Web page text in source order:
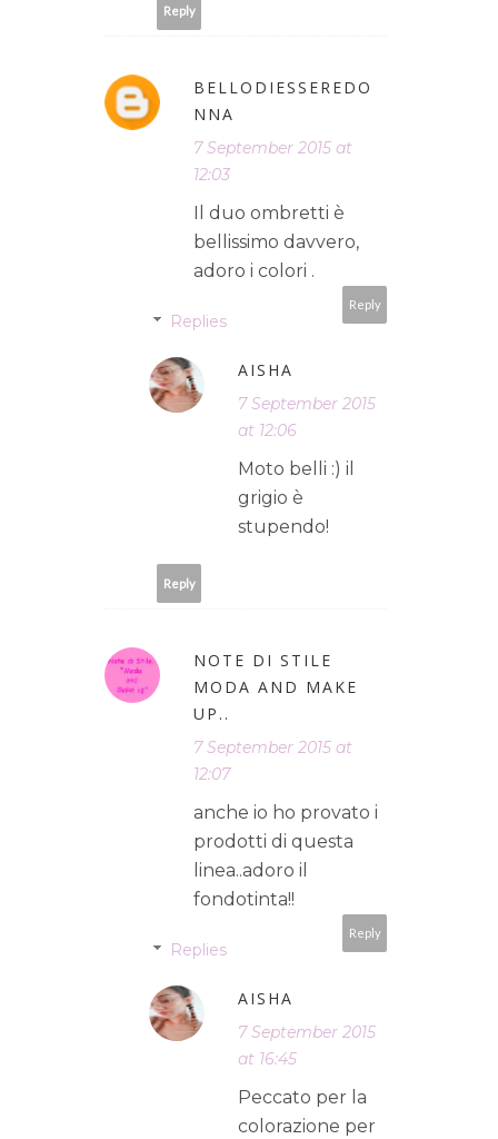
Reply
BELLODIESSEREDO
NNA
7 September 2015 at
12:03
Il duo ombretti è
bellissimo davvero,
adoro i colori .
Reply
Replies
AISHA
7 September 2015
at 12:06
Moto belli :) il
grigio è
stupendo!
Reply
NOTE DI STILE
MODA AND MAKE
UP..
7 September 2015 at
12:07
anche io ho provato i
prodotti di questa
linea..adoro il
fondotinta!!
Reply
Replies
AISHA
7 September 2015
at 16:45
Peccato per la
colorazione per